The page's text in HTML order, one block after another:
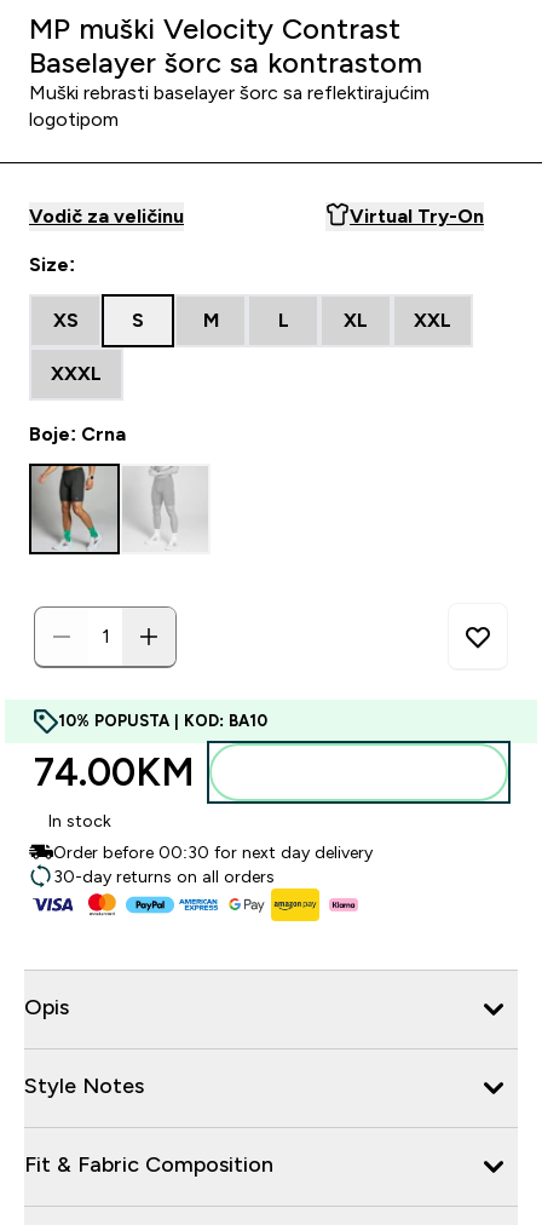
MP muški Velocity Contrast
Baselayer šorc sa kontrastom
Muški rebrasti baselayer šorc sa reflektirajućim
logotipom
Vodič za veličinu Virtual Try-On
Size:
XS S M L XL XXL
XXXL
Boje: Crna
10% POPUSTA | KOD: BA10
74.00KM‎
In stock
Order before 00:30 for next day delivery
30-day returns on all orders
Opis
Style Notes
Fit & Fabric Composition